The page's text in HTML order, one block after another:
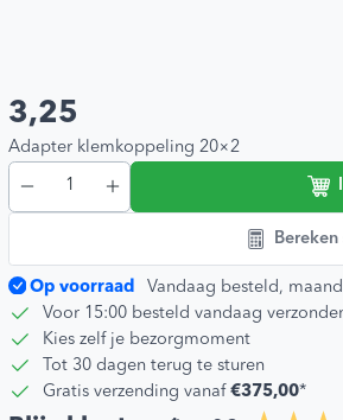
Blije klanten 🔥
3,25
Adapter klemkoppeling 20×2
Op voorraad
Vandaag besteld,
Voor 15:00 besteld vandaag
Kies zelf je bezorgmoment
Tot 30 dagen terug te sturen
Gratis verzending vanaf €375,00*